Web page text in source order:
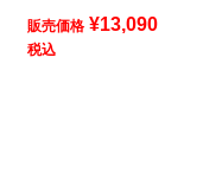
販売価格 ¥13,090
税込